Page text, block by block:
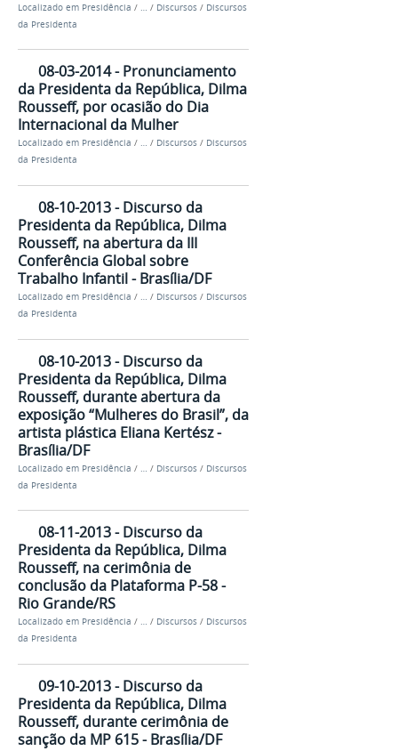
Localizado em Presidência / / Discursos / Discursos
da Presidenta
08-03-2014 - Pronunciamento
da Presidenta da República, Dilma
Rousseff, por ocasião do Dia
Internacional da Mulher
Localizado em Presidência / … / Discursos / Discursos
da Presidenta
08-10-2013 - Discurso da
Presidenta da República, Dilma
Rousseff, na abertura da III
Conferência Global sobre
Trabalho Infantil - Brasília/DF
Localizado em Presidência / … / Discursos / Discursos
da Presidenta
08-10-2013 - Discurso da
Presidenta da República, Dilma
Rousseff, durante abertura da
exposição “Mulheres do Brasil”, da
artista plástica Eliana Kertész -
Brasília/DF
Localizado em Presidência / … / Discursos / Discursos
da Presidenta
08-11-2013 - Discurso da
Presidenta da República, Dilma
Rousseff, na cerimônia de
conclusão da Plataforma P-58 -
Rio Grande/RS
Localizado em Presidência / … / Discursos / Discursos
da Presidenta
09-10-2013 - Discurso da
Presidenta da República, Dilma
Rousseff, durante cerimônia de
sanção da MP 615 - Brasília/DF